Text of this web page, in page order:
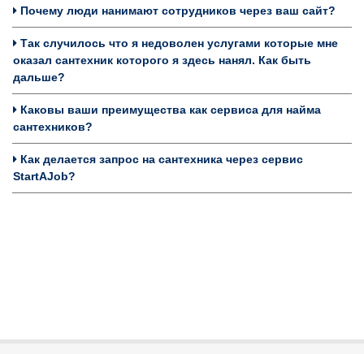
Почему люди нанимают сотрудников через ваш сайт?
Так случилось что я недоволен услугами которые мне
оказал сантехник которого я здесь нанял. Как быть
дальше?
Каковы ваши преимущества как сервиса для найма
сантехников?
Как делается запрос на сантехника через сервис
StartAJob?